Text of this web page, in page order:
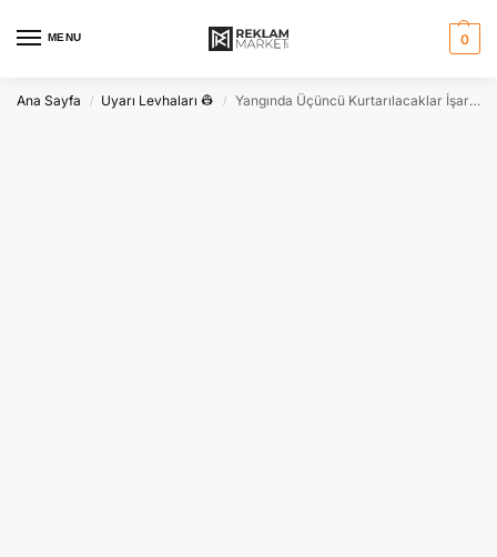
MENU 0
Ana Sayfa / Uyarı Levhaları 👷 / Yangında Üçüncü Kurtarılacaklar İşareti: Acil Durum Kurtarma Levhası